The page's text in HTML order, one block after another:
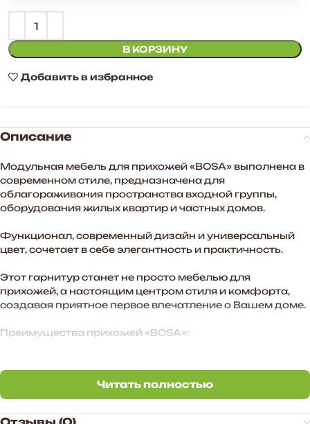
В КОРЗИНУ
Добавить в избранное
Описание
Модульная мебель для прихожей «BOSA» выполнена в
современном стиле, предназначена для
облагораживания пространства входной группы,
оборудования жилых квартир и частных домов.
Функционал, современный дизайн и универсальный
цвет, сочетает в себе элегантность и практичность.
Этот гарнитур станет не просто мебелью для
прихожей, а настоящим центром стиля и комфорта,
создавая приятное первое впечатление о Вашем доме.
Преимущества прихожей «BOSA»:
— Стильные МДФ-фасады в цвете графит софт
создают атмосферу уюта в помещении.
Читать полностью
Читать полностью